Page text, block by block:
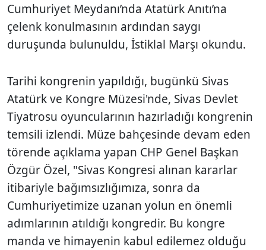
Cumhuriyet Meydanı’nda Atatürk Anıtı’na
çelenk konulmasının ardından saygı
duruşunda bulunuldu, İstiklal Marşı okundu.
Tarihi kongrenin yapıldığı, bugünkü Sivas
Atatürk ve Kongre Müzesi'nde, Sivas Devlet
Tiyatrosu oyuncularının hazırladığı kongrenin
temsili izlendi. Müze bahçesinde devam eden
törende açıklama yapan CHP Genel Başkan
Özgür Özel, "Sivas Kongresi alınan kararlar
itibariyle bağımsızlığımıza, sonra da
Cumhuriyetimize uzanan yolun en önemli
adımlarının atıldığı kongredir. Bu kongre
manda ve himayenin kabul edilemez olduğu